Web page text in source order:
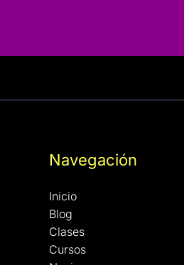
Navegación
Inicio
Blog
Clases
Cursos